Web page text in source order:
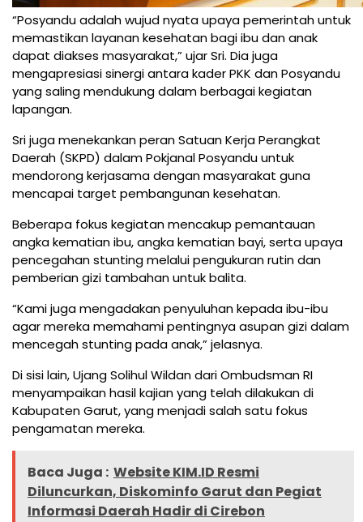
“Posyandu adalah wujud nyata upaya pemerintah untuk
memastikan layanan kesehatan bagi ibu dan anak
dapat diakses masyarakat,” ujar Sri. Dia juga
mengapresiasi sinergi antara kader PKK dan Posyandu
yang saling mendukung dalam berbagai kegiatan
lapangan.
Sri juga menekankan peran Satuan Kerja Perangkat
Daerah (SKPD) dalam Pokjanal Posyandu untuk
mendorong kerjasama dengan masyarakat guna
mencapai target pembangunan kesehatan.
Beberapa fokus kegiatan mencakup pemantauan
angka kematian ibu, angka kematian bayi, serta upaya
pencegahan stunting melalui pengukuran rutin dan
pemberian gizi tambahan untuk balita.
“Kami juga mengadakan penyuluhan kepada ibu-ibu
agar mereka memahami pentingnya asupan gizi dalam
mencegah stunting pada anak,” jelasnya.
Di sisi lain, Ujang Solihul Wildan dari Ombudsman RI
menyampaikan hasil kajian yang telah dilakukan di
Kabupaten Garut, yang menjadi salah satu fokus
pengamatan mereka.
Baca Juga : Website KIM.ID Resmi
Diluncurkan, Diskominfo Garut dan Pegiat
Informasi Daerah Hadir di Cirebon